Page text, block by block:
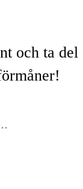
och ta del